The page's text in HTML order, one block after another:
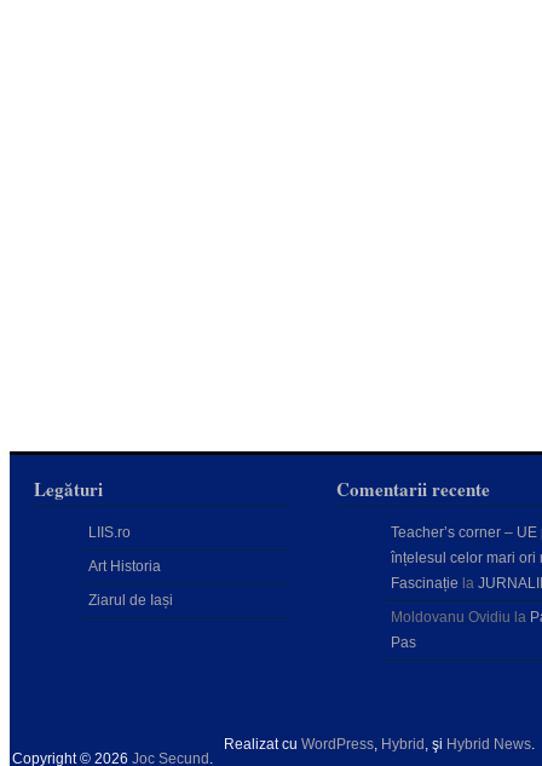
Legături
LIIS.ro
Art Historia
Ziarul de Iași
Comentarii recente
Teacher’s corner – UE
înțelesul celor mari ori
Fascinație la
Moldovanu Ovidiu la
Pas
Copyright © 2026 Joc Secund .
Realizat cu WordPress, Hybrid , şi Hybrid News.